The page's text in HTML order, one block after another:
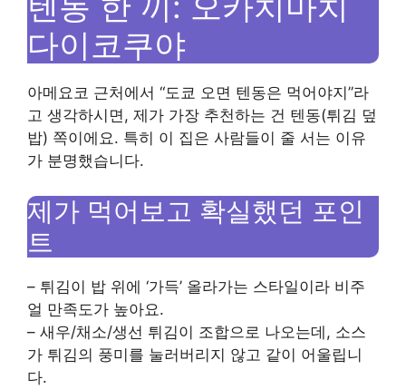
다이코쿠야
아메요코 근처에서 “도쿄 오면 텐동은 먹어야지”라
고 생각하시면, 제가 가장 추천하는 건 텐동(튀김 덮
밥) 쪽이에요. 특히 이 집은 사람들이 줄 서는 이유
가 분명했습니다.
제가 먹어보고 확실했던 포인
트
– 튀김이 밥 위에 ‘가득’ 올라가는 스타일이라 비주
얼 만족도가 높아요.
– 새우/채소/생선 튀김이 조합으로 나오는데, 소스
가 튀김의 풍미를 눌러버리지 않고 같이 어울립니
다.